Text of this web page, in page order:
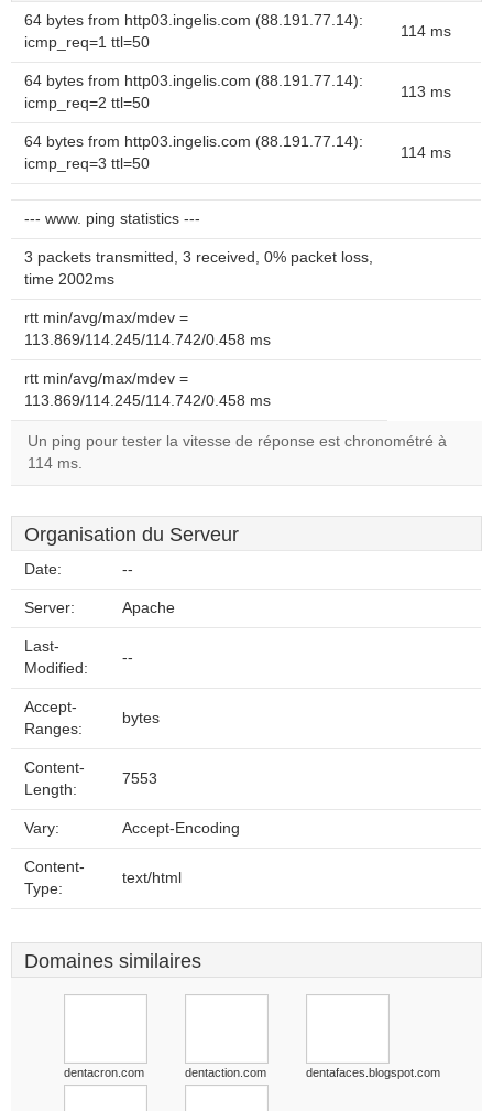
64 bytes from http03.ingelis.com (88.191.77.14):
icmp_req=1 ttl=50
114 ms
64 bytes from http03.ingelis.com (88.191.77.14):
icmp_req=2 ttl=50
113 ms
64 bytes from http03.ingelis.com (88.191.77.14):
icmp_req=3 ttl=50
114 ms
--- www. ping statistics ---
3 packets transmitted, 3 received, 0% packet loss,
time 2002ms
rtt min/avg/max/mdev =
113.869/114.245/114.742/0.458 ms
rtt min/avg/max/mdev =
113.869/114.245/114.742/0.458 ms
Un ping pour tester la vitesse de réponse est chronométré à
114 ms.
Organisation du Serveur
Date: --
Server: Apache
Last-
Modified:
--
Accept-
Ranges:
bytes
Content-
Length:
7553
Vary: Accept-Encoding
Content-
Type:
text/html
Domaines similaires
dentacron.com dentaction.com dentafaces.blogspot.com